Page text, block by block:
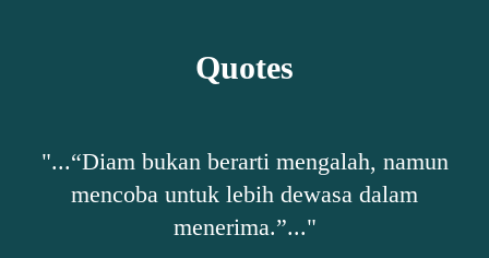
Quotes
"...“Diam bukan berarti mengalah, namun
mencoba untuk lebih dewasa dalam
menerima.”..."